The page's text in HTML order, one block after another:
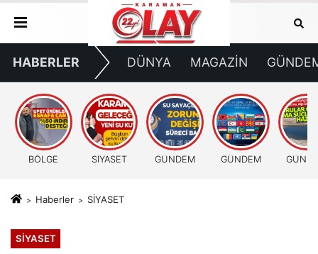
HABERLER DÜNYA MAGAZİN
BÖLGE SİYASET GÜNDEM GÜNDEM
Haberler SİYASET
SİYASET